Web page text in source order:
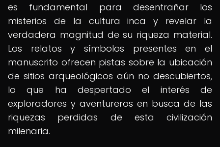
es fundamental para desentrañar los
misterios de la cultura inca y revelar la
verdadera magnitud de su riqueza material.
Los relatos y símbolos presentes en el
manuscrito ofrecen pistas sobre la ubicación
de sitios arqueológicos aún no descubiertos,
lo que ha despertado el interés de
exploradores y aventureros en busca de las
riquezas perdidas de esta civilización
milenaria.